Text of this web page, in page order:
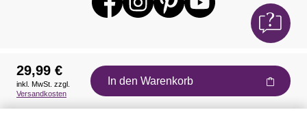
Auszeichnungen
29,99 €
inkl. MwSt. zzgl.
Versandkosten
In den Warenkorb